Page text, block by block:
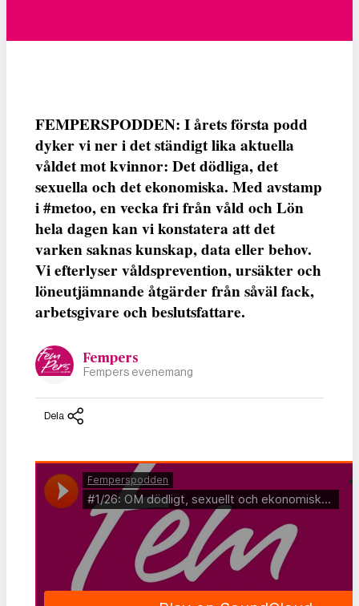
FEMPERSPODDEN: I årets första podd
dyker vi ner i det ständigt lika aktuella
våldet mot kvinnor: Det dödliga, det
sexuella och det ekonomiska. Med avstamp
i #metoo, en vecka fri från våld och Lön
hela dagen kan vi konstatera att det
varken saknas kunskap, data eller behov.
Vi efterlyser våldsprevention, ursäkter och
löneutjämnande åtgärder från såväl fack,
arbetsgivare och beslutsfattare.
Fempers
Fempers evenemang
Dela